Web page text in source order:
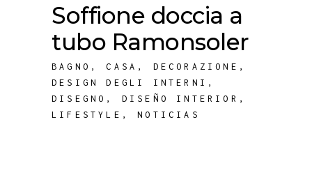
Soffione doccia a
tubo Ramonsoler
BAGNO ,CASA , DECORAZIONE ,
DESIGN DEGLI INTERNI ,
DISEGNO , DISEÑO INTERIOR ,
LIFESTYLE ,NOTICIAS